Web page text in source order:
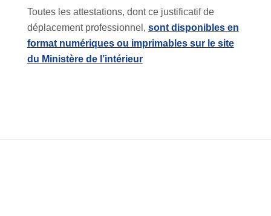
Toutes les attestations, dont ce justificatif de
déplacement professionnel, sont disponibles en
format numériques ou imprimables sur le site
du Ministère de l’intérieur